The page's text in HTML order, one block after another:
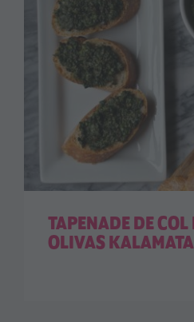
TAPENADE DE
OLIVAS KALAMATA